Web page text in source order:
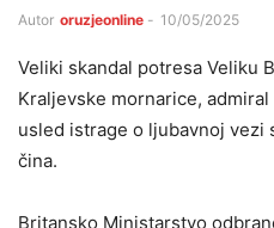
Autor oruzjeonline - 10/05/2025
Veliki skandal potresa Veliku
Kraljevske mornarice,
usled istrage o ljubavnoj vezi
čina.
Britansko Ministarstvo